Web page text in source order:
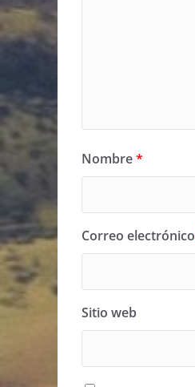
Nombre*
Correo electrónico
Sitio web